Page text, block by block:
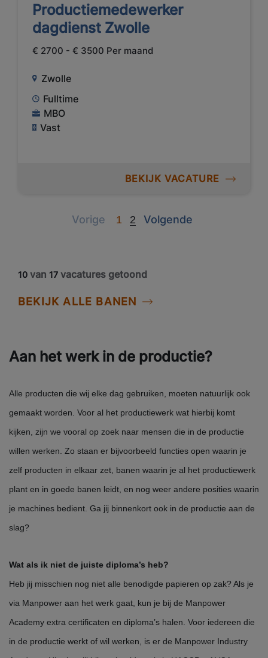
Productiemedewerker
dagdienst Zwolle
€ 2700 - € 3500 Per maand
Zwolle
Fulltime
MBO
Vast
BEKIJK VACATURE
Vorige Previous
1 2 Volgende
Next
BEKIJK ALLE BANEN
10 van 17 vacatures getoond
Aan het werk in de productie?
Alle producten die wij elke dag gebruiken, moeten natuurlijk ook
gemaakt worden. Voor al het productiewerk wat hierbij komt
kijken, zijn we vooral op zoek naar mensen die in de productie
willen werken. Zo staan er bijvoorbeeld functies open waarin je
zelf producten in elkaar zet, banen waarin je al het productiewerk
plant en in goede banen leidt, en nog weer andere posities waarin
je machines bedient. Ga jij binnenkort ook in de productie aan de
slag?
Wat als ik niet de juiste diploma’s heb?
Heb jij misschien nog niet alle benodigde papieren op zak? Als je
via Manpower aan het werk gaat, kun je bij de Manpower
Academy extra certificaten en diploma’s halen. Voor iedereen die
in de productie werkt of wil werken, is er de Manpower Industry